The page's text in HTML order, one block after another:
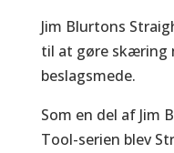
Jim Blurtons
til at gøre skæring
beslagsmede.
Som en del af Jim
Tool-serien blev